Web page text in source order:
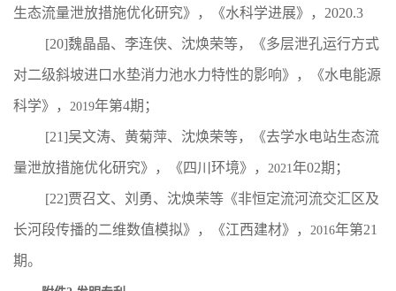
生态流量泄放措施优化研究》，《水科学进展》， 2020.3
[20]魏晶晶、李连侠、沈焕荣等，《多层泄孔运行方式
对二级斜坡进口水垫消力池水力特性的影响》，《水电能源
科学》， 2019年第4期；
[21]吴文涛、黄菊萍、沈焕荣等，《去学水电站生态流
量泄放措施优化研究》，《四川环境》， 2021年02期；
[22]贾召文、刘勇、沈焕荣等《非恒定流河流交汇区及
长河段传播的二维数值模拟》，《江西建材》， 2016年第21
期。